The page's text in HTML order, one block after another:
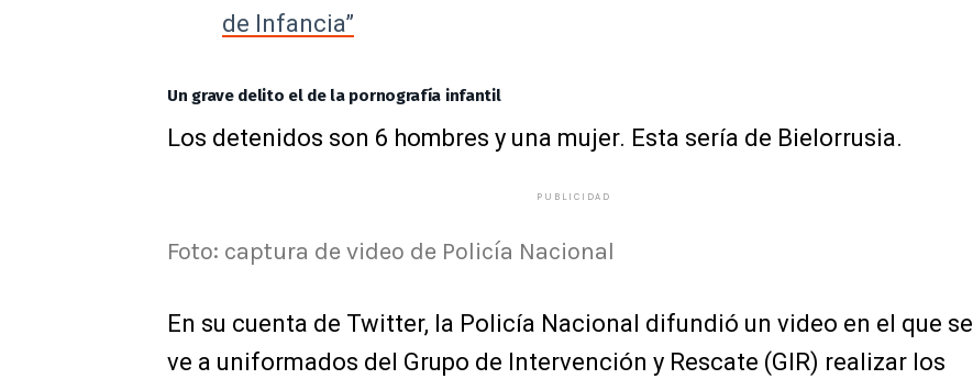
de Infancia”
Un grave delito el de la pornografía infantil
Los detenidos son 6 hombres y una mujer. Esta sería de Bielorrusia.
PUBLICIDAD
Foto: captura de video de Policía Nacional
En su cuenta de Twitter, la Policía Nacional difundió un video en el que se
ve a uniformados del Grupo de Intervención y Rescate (GIR) realizar los